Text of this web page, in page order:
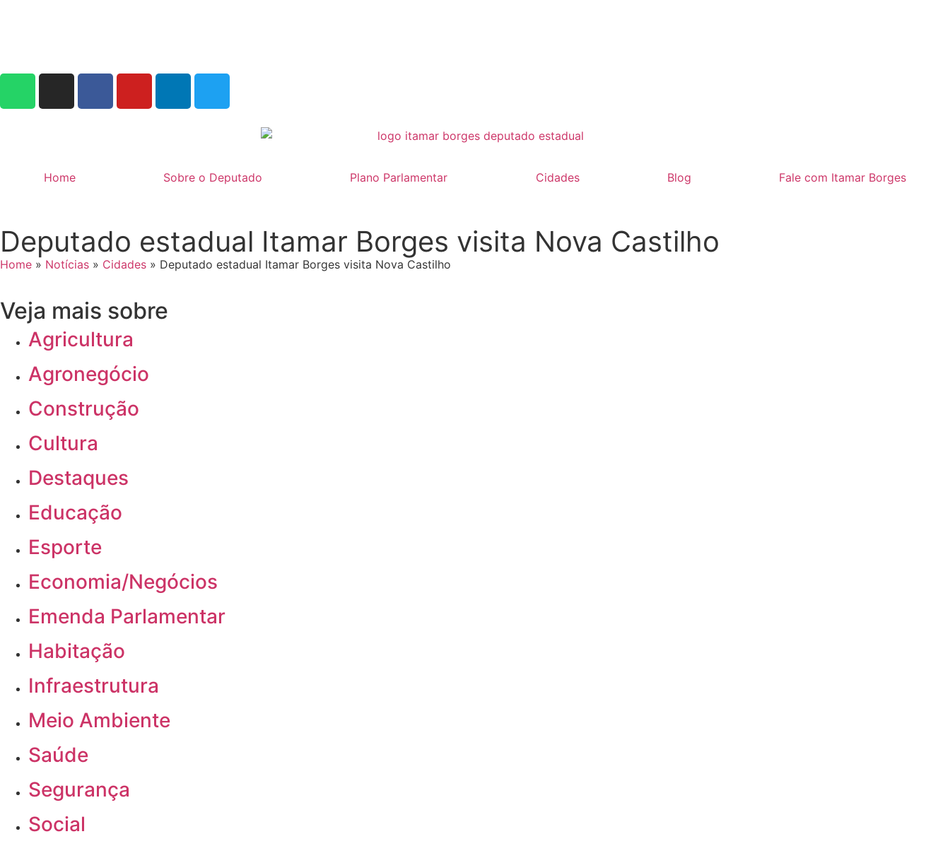
Home Sobre o Deputado Plano Parlamentar Cidades Blog Fale com Itamar Borges
Deputado estadual Itamar Borges visita Nova Castilho
Home » Notícias » Cidades » Deputado estadual Itamar Borges visita Nova Castilho
Veja mais sobre
Agricultura
Agronegócio
Construção
Cultura
Destaques
Educação
Esporte
Economia/Negócios
Emenda Parlamentar
Habitação
Infraestrutura
Meio Ambiente
Saúde
Segurança
Social